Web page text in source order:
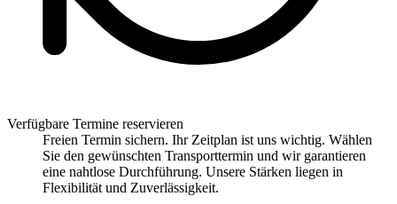
Verfügbare Termine reservieren
Freien Termin sichern. Ihr Zeitplan ist uns wichtig. Wählen
Sie den gewünschten Transporttermin und wir garantieren
eine nahtlose Durchführung. Unsere Stärken liegen in
Flexibilität und Zuverlässigkeit.